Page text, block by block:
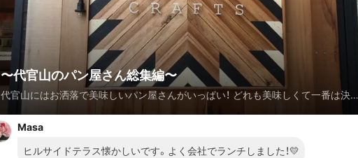
〜代官山のパン屋さん総集編〜
代官山にはお洒落で美味しいパン屋さんがいっぱい！ どれも美味しくて一番は決め
Masa
ヒルサイドテラス懐かしいです。よく会社でランチしました！💛